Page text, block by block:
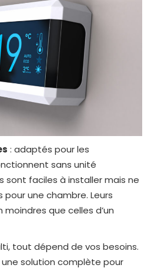
: adaptés pour les
sans unité
sont faciles à installer mais ne
une chambre. Leurs
que celles d’un
tout dépend de vos besoins.
solution complète pour